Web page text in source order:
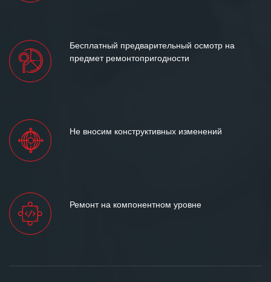
Бесплатный предварительный осмотр на
предмет ремонтопригодности
Не вносим конструктивных изменений
Ремонт на компонентном уровне